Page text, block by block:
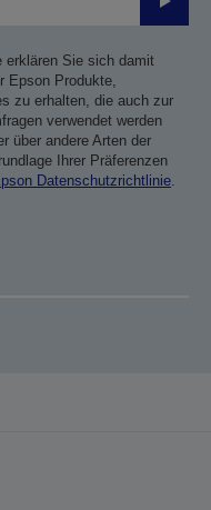
erklären Sie sich damit
Epson Produkte,
zu erhalten, die auch zur
verwendet werden
über andere Arten der
Ihrer Präferenzen
Datenschutzrichtlinie.